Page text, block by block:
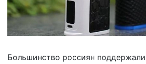
Большинство россиян